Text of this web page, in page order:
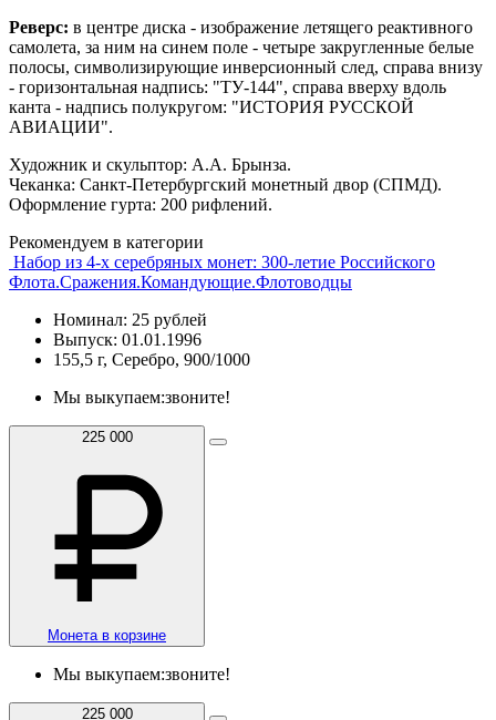
Реверс: в центре диска - изображение летящего реактивного
самолета, за ним на синем поле - четыре закругленные белые
полосы, символизирующие инверсионный след, справа внизу
- горизонтальная надпись: "TУ-144", справа вверху вдоль
канта - надпись полукругом: "ИСТОРИЯ РУССКОЙ
АВИАЦИИ".
Художник и скульптор: А.А. Брынза.
Чеканка: Санкт-Петербургский монетный двор (СПМД).
Оформление гурта: 200 рифлений.
Рекомендуем в категории
Набор из 4-х серебряных монет: 300-летие Российского
Флота.Сражения.Командующие.Флотоводцы
Номинал: 25 рублей
Выпуск: 01.01.1996
155,5 г, Серебро, 900/1000
Мы выкупаем:звоните!
225 000
Монета в корзине
Мы выкупаем:звоните!
225 000